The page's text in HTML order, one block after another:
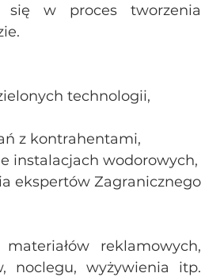
się w proces tworzenia
technologii,
z kontrahentami,
instalacjach wodorowych,
ekspertów Zagranicznego
reklamowych,
noclegu, wyżywienia itp.